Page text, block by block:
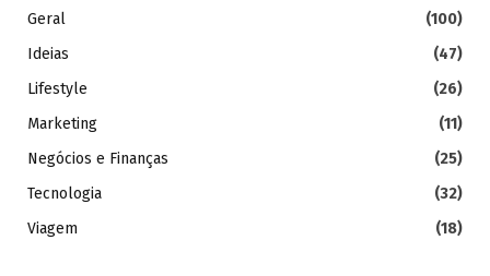
Geral
(100)
Ideias
(47)
Lifestyle
(26)
Marketing
(11)
Negócios e Finanças
(25)
Tecnologia
(32)
Viagem
(18)